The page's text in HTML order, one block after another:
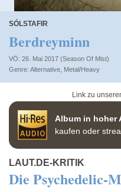
SÓLSTAFIR
Berdreyminn
VÖ: 26. Mai 2017 (Season Of Mist)
Alternative Metal/Heavy
Link zu
Album in hoher
kaufen oder
LAUT.DE-KRITIK
Die Psychedelic-